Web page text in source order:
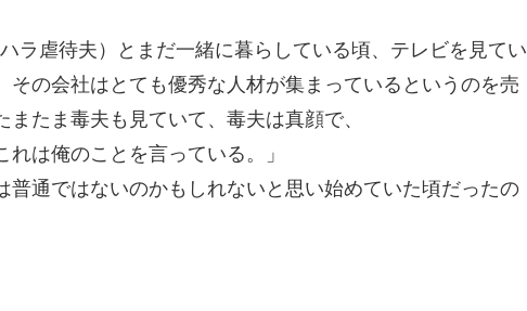
ラ虐待夫）とまだ一緒に暮らしている頃、テレビを見てい
その会社はとても優秀な人材が集まっているというのを売
たま毒夫も見ていて、毒夫は真顔で、
れは俺のことを言っている。」
普通ではないのかもしれないと思い始めていた頃だったの